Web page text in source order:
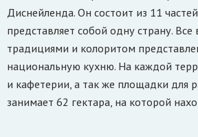
Диснейленда. Он состоит из 11
представляет собой одну страну.
традициями и колоритом
национальную кухню. На каждой
и кафетерии, а так же площадки для
занимает 62 гектара, на которой